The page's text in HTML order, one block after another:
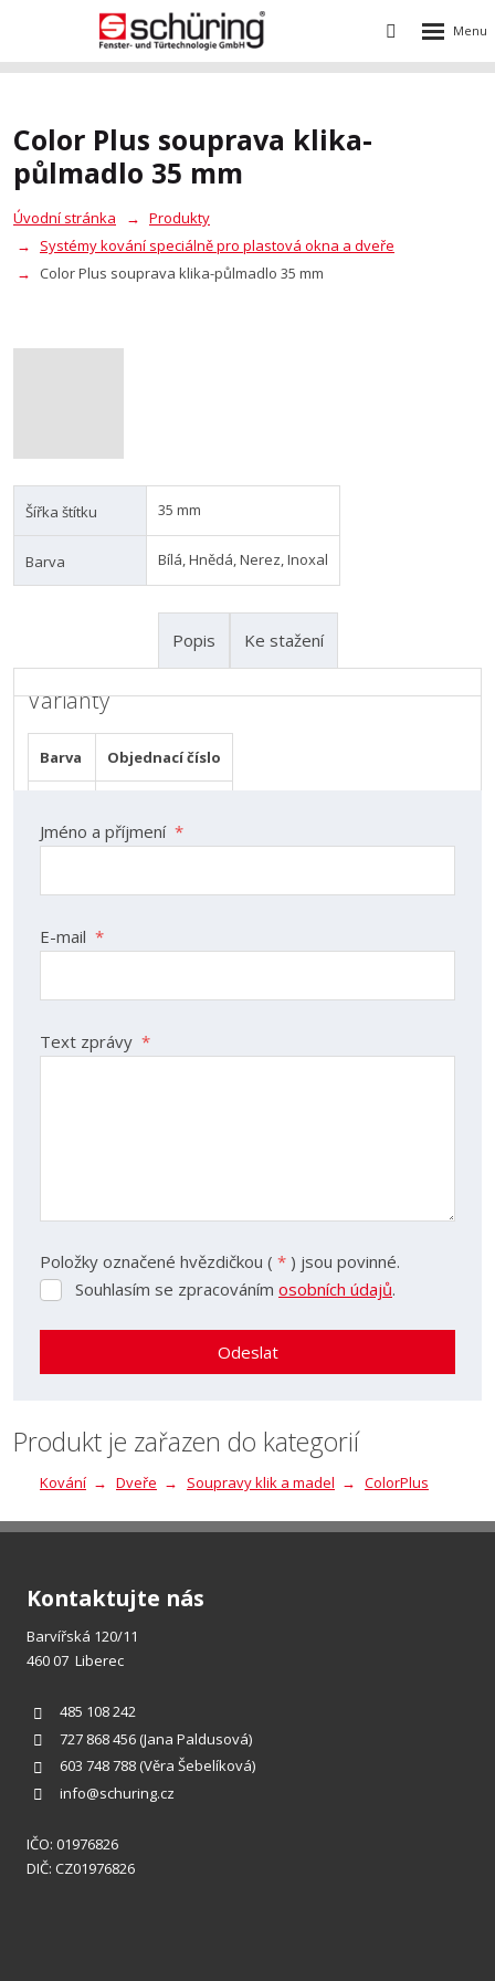
Vyhledávání
Rozbalení
Color Plus souprava klika-
půlmadlo 35 mm
Úvodní stránka
Produkty
Systémy kování speciálně pro plastová okna a dveře
Color Plus souprava klika-půlmadlo 35 mm
Šířka štítku 35 mm
Barva Bílá, Hnědá, Nerez, Inoxal
Popis
Varianty
Barva Objednací číslo
Hnědá 21.674.201
Nerez 21.674.92
Inoxal 21.674.308
Ke stažení
Kontaktní formulář
Jméno a příjmení *
E-mail *
Text zprávy *
Položky označené hvězdičkou ( * ) jsou povinné.
Souhlasím
zpracováním
Souhlasím se zpracováním osobních údajů.
Odeslat
se
nepodařilo
odeslat.
Produkt je zařazen do kategorií
Kování Dveře Soupravy klik a madel ColorPlus
Kontaktujte nás
Barvířská 120/11
460 07 Liberec
485 108 242
727 868 456 (Jana Paldusová)
603 748 788 (Věra Šebelíková)
info@schuring.cz
IČO: 01976826
DIČ: CZ01976826